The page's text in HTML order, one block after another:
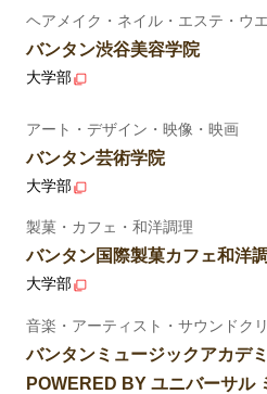
ヘアメイク・ネイル・エステ・ウ
バンタン渋谷美容学院
大学部
アート・デザイン・映像・映画
バンタン芸術学院
大学部
製菓・カフェ・和洋調理
バンタン国際製菓カフェ和洋
大学部
音楽・アーティスト・サウンドク
バンタンミュージックアカデ
POWERED BY ユニバーサル